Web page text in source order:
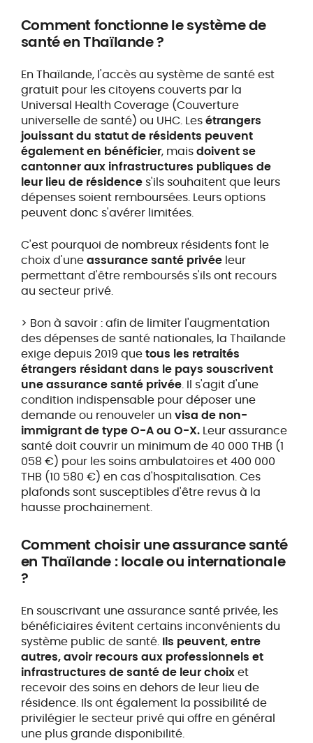
Comment fonctionne le système de
santé en Thaïlande ?
En Thaïlande, l'accès au système de santé est
gratuit pour les citoyens couverts par la
Universal Health Coverage (Couverture
universelle de santé) ou UHC. Lesétrangers
jouissant du statut de résidents peuvent
également en bénéficier, maisdoivent se
cantonner aux infrastructures publiques de
leur lieu de résidences'ils souhaitent que leurs
dépenses soient remboursées. Leurs options
peuvent donc s'avérer limitées.
C'est pourquoi de nombreux résidents font le
choix d'uneassurance santé privéeleur
permettant d'être remboursés s'ils ont recours
au secteur privé.
> Bon à savoir : afin de limiter l'augmentation
des dépenses de santé nationales, la Thaïlande
exige depuis 2019 quetous les retraités
étrangers résidant dans le pays souscrivent
une assurance santé privée. Il s'agit d'une
condition indispensable pour déposer une
demande ou renouveler un visa de non-
immigrant de type O-A ou O-X.Leur assurance
santé doit couvrir un minimum de 40 000 THB (1
058 €) pour les soins ambulatoires et 400 000
THB (10 580 €) en cas d'hospitalisation. Ces
plafonds sont susceptibles d'être revus à la
hausse prochainement.
Comment choisir une assurance santé
en Thaïlande : locale ou internationale
?
En souscrivant une assurance santé privée, les
bénéficiaires évitent certains inconvénients du
système public de santé. Ils peuvent, entre
autres, avoir recours aux professionnels et
infrastructures de santé de leur choixet
recevoir des soins en dehors de leur lieu de
résidence. Ils ont également la possibilité de
privilégier le secteur privé qui offre en général
une plus grande disponibilité.